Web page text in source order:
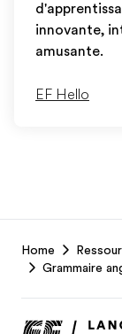
innovante,
amusante.
EF Hello
Footer
Home
Grammaire